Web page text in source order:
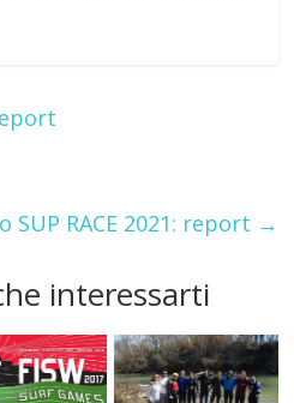
SUP RACE 2021: report →
interessarti